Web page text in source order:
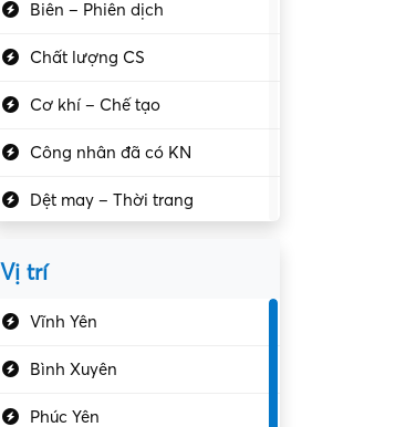
Biên – Phiên dịch
Chất lượng CS
Cơ khí – Chế tạo
Công nhân đã có KN
Dệt may – Thời trang
Vị trí
Vĩnh Yên
Bình Xuyên
Phúc Yên